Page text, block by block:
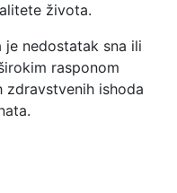
života.
je nedostatak sna ili
rasponom
ishoda